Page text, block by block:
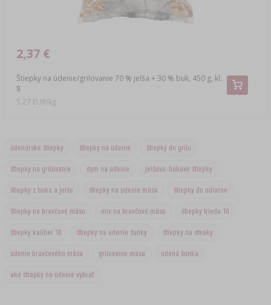
Štiepky na údenie/grilovanie 70 % jelša + 30 % buk, 450 g, kl.
8
2,37 €
5,27 EUR/kg
údenárske štiepky štiepky na údenie štiepky do grilu
štiepky na grilovanie dym na údenie jelšovo-bukové štiepky
štiepky z buka a jelše štiepky na údenie mäsa štiepky do udiarne
štiepky na bravčové mäso mix na bravčové mäso štiepky trieda 10
štiepky kaliber 10 štiepky na údenie šunky štiepky na steaky
údenie bravčového mäsa grilovanie mäsa údená šunka
aké štiepky na údenie vybrať